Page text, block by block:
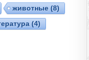
животные (8)
(4)